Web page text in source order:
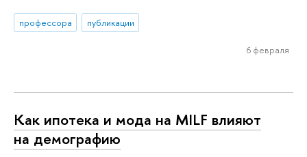
профессора публикации
6 февраля
Как ипотека и мода на MILF влияют
на демографию